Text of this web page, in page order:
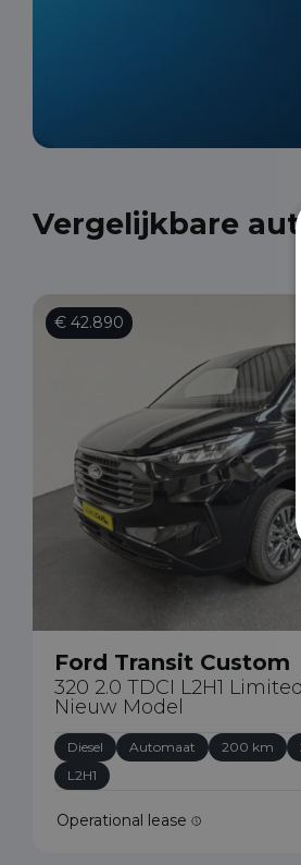
Vergelijkbare
€ 42.890
Ford Transit Custom
320 2.0 TDCI L2H1
Nieuw Model
Diesel Automaat 200 km
L2H1
Operational lease